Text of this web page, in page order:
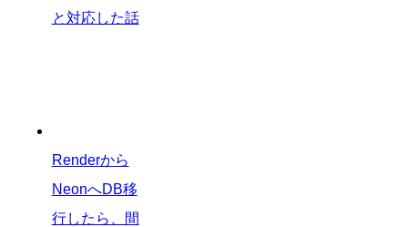
と対応した話
Renderから
NeonへDB移
行したら、間